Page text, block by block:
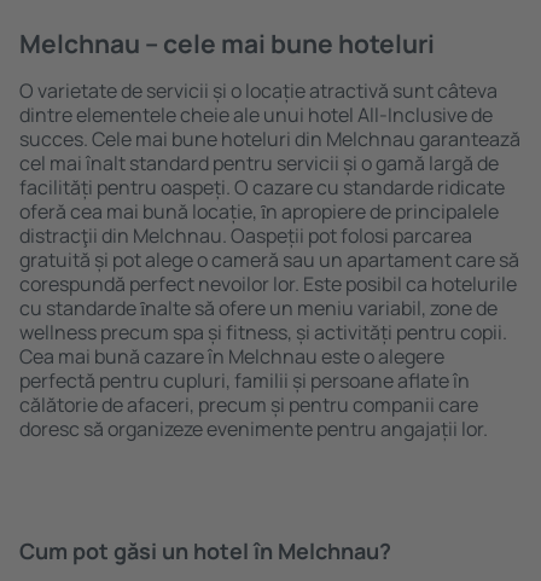
Melchnau – cele mai bune hoteluri
O varietate de servicii și o locație atractivă sunt câteva
dintre elementele cheie ale unui hotel All-Inclusive de
succes. Cele mai bune hoteluri din Melchnau garantează
cel mai înalt standard pentru servicii și o gamă largă de
facilități pentru oaspeți. O cazare cu standarde ridicate
oferă cea mai bună locație, ȋn apropiere de principalele
distracţii din Melchnau. Oaspeții pot folosi parcarea
gratuită și pot alege o cameră sau un apartament care să
corespundă perfect nevoilor lor. Este posibil ca hotelurile
cu standarde ȋnalte să ofere un meniu variabil, zone de
wellness precum spa și fitness, și activități pentru copii.
Cea mai bună cazare în Melchnau este o alegere
perfectă pentru cupluri, familii și persoane aflate în
călătorie de afaceri, precum și pentru companii care
doresc să organizeze evenimente pentru angajații lor.
Cum pot găsi un hotel în Melchnau?